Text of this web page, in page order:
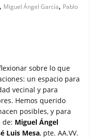
, Miguel Ángel García, Pablo
sobre lo que
un espacio para
vecinal y para
Hemos querido
posibles, y para
de: Miguel Ángel
Luis Mesa, pte. AA.VV.